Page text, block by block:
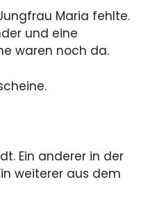
Maria fehlte.
und eine
waren noch da.
Ein anderer in der
weiterer aus dem